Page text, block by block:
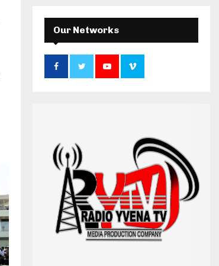
:
E
A
Our Networks